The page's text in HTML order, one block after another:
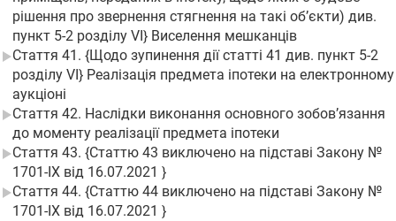
рішення про звернення стягнення на такі об’єкти) див.
пункт 5-2 розділу VI} Виселення мешканців
Стаття 41. {Щодо зупинення дії статті 41 див. пункт 5-2
розділу VI} Реалізація предмета іпотеки на електронному
аукціоні
Стаття 42. Наслідки виконання основного зобов’язання
до моменту реалізації предмета іпотеки
Стаття 43. {Статтю 43 виключено на підставі Закону №
1701-IX від 16.07.2021 }
Стаття 44. {Статтю 44 виключено на підставі Закону №
1701-IX від 16.07.2021 }